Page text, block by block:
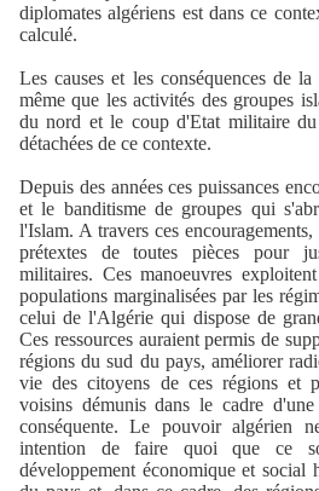
diplomates algériens est dans ce
calculé.
Les causes et les conséquences de
même que les activités des groupes
du nord et le coup d'Etat militaire
détachées de ce contexte.
Depuis des années ces puissances
et le banditisme de groupes qui
l'Islam. A travers ces
prétextes de toutes pièces pour
militaires. Ces manoeuvres
populations marginalisées par les
celui de l'Algérie qui dispose de
Ces ressources auraient permis de
régions du sud du pays, améliorer
vie des citoyens de ces régions et
voisins démunis dans le cadre
conséquente. Le pouvoir algérien
intention de faire quoi que ce
développement économique et social